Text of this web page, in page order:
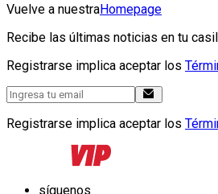
Vuelve a nuestraHomepage
Recibe las últimas noticias en tu
Registrarse implica aceptar los
Registrarse implica aceptar los
síguenos